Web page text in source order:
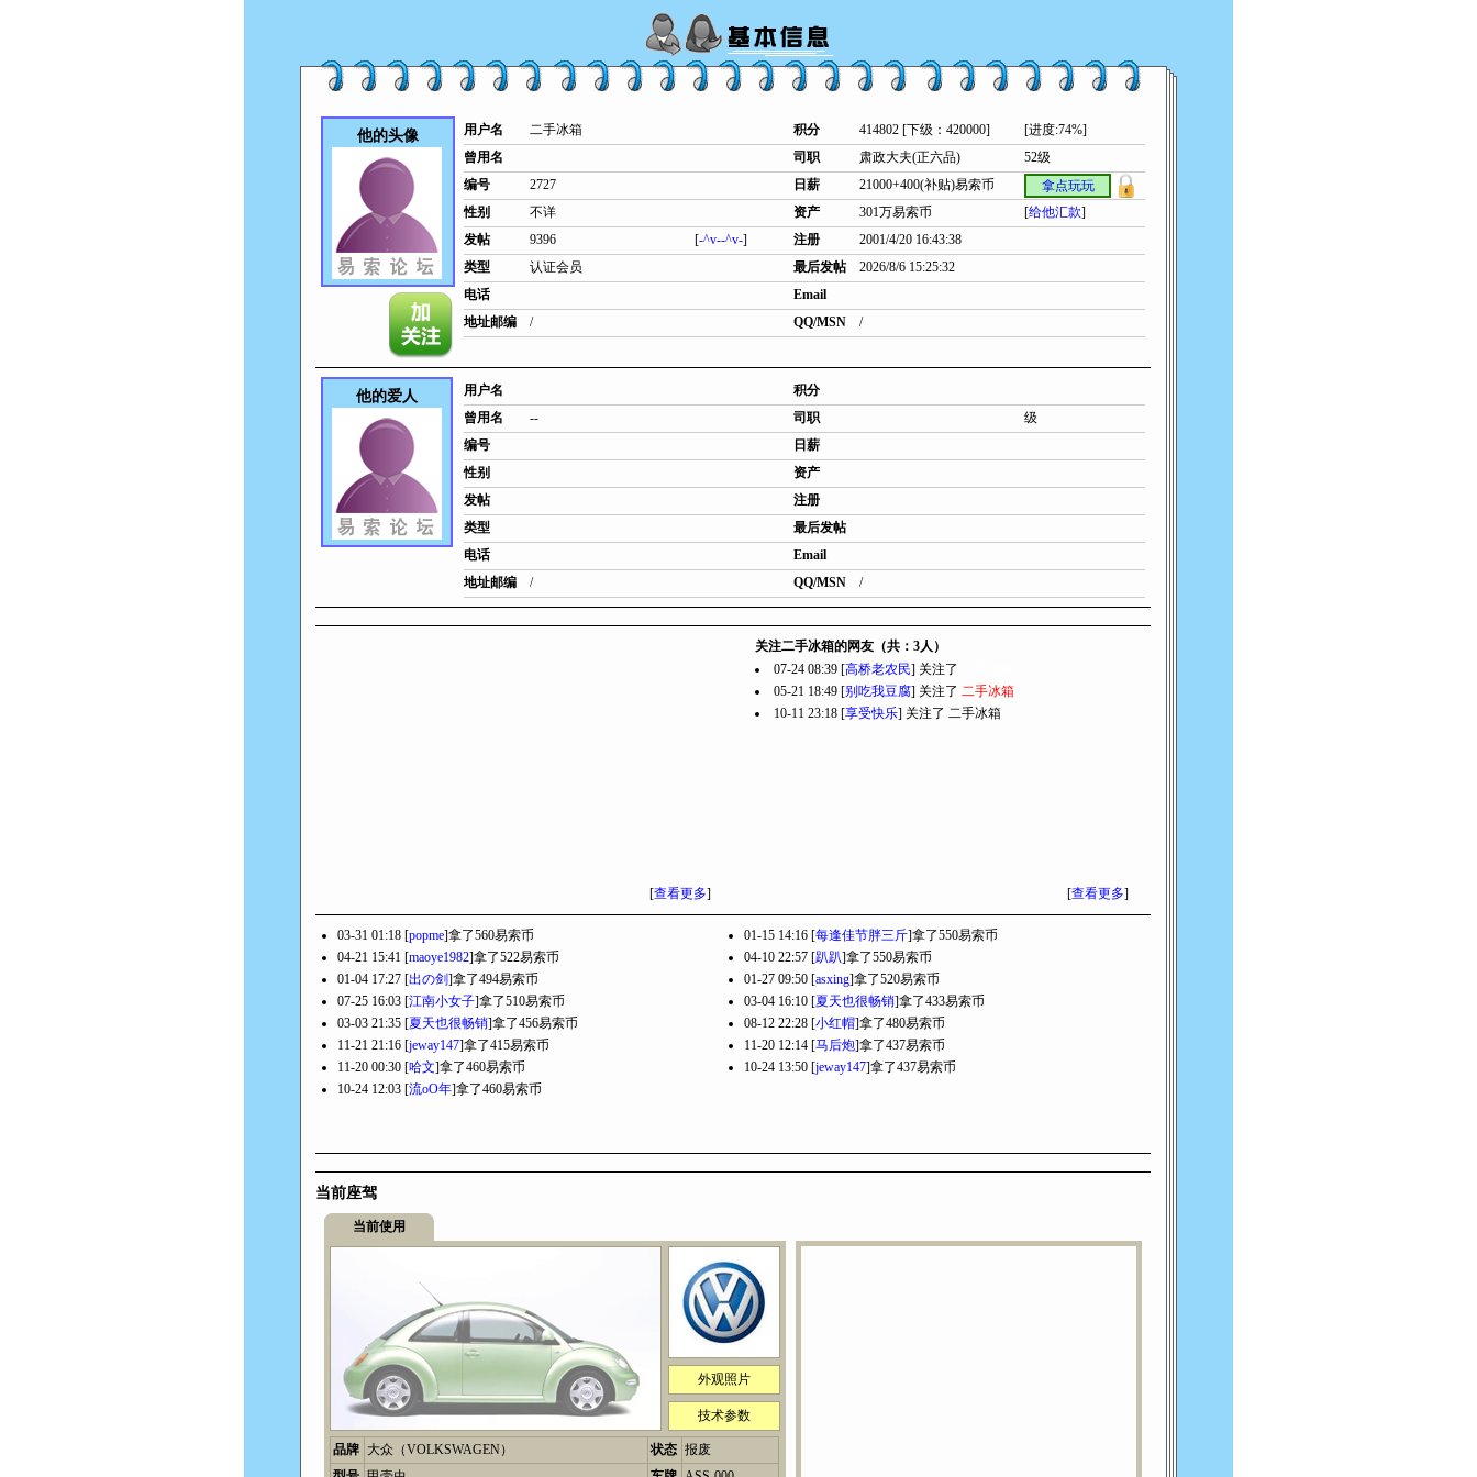
他的头像 用户名 二手冰箱 积分 414802 [下级：420000]
[进度:74%]
曾用名
司职 肃政大夫(正六品)
52级
编号
2727 日薪 21000+400(补贴)易索币
拿点玩玩
性别
不详 资产 301万易索币 [给他汇款]
发帖
9396 [-^v--^v-] 注册
2001/4/20 16:43:38
类型
认证会员 最后发帖
2026/8/6 15:25:32
电话
Email
地址邮编
/ QQ/MSN /
他的爱人 用户名
积分
曾用名
-- 司职
级
编号
日薪
性别
资产
发帖
注册
类型
最后发帖
电话
Email
地址邮编
/ QQ/MSN /
[查看更多]
关注二手冰箱的网友（共：3人）
07-24 08:39 [高桥老农民] 关注了
05-21 18:49 [别吃我豆腐] 关注了 二手冰箱
10-11 23:18 [享受快乐] 关注了 二手冰箱
[查看更多]
03-31 01:18 [popme]拿了560易索币 01-15 14:16 [每逢佳节胖三斤]拿了550易索币
04-21 15:41 [maoye1982]拿了522易索币 04-10 22:57 [趴趴]拿了550易索币
01-04 17:27 [出の剑]拿了494易索币 01-27 09:50 [asxing]拿了520易索币
07-25 16:03 [江南小女子]拿了510易索币 03-04 16:10 [夏天也很畅销]拿了433易索币
03-03 21:35 [夏天也很畅销]拿了456易索币 08-12 22:28 [小红帽]拿了480易索币
11-21 21:16 [jeway147]拿了415易索币 11-20 12:14 [马后炮]拿了437易索币
11-20 00:30 [哈文]拿了460易索币 10-24 13:50 [jeway147]拿了437易索币
10-24 12:03 [流oО年]拿了460易索币
当前座驾
当前使用
外观照片
技术参数
品牌 大众（VOLKSWAGEN） 状态 报废